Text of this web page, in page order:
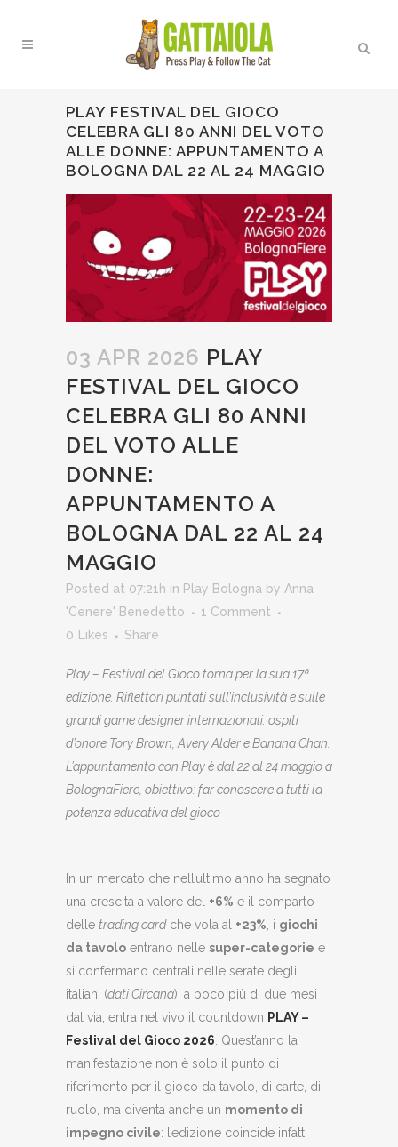
PLAY FESTIVAL DEL GIOCO
CELEBRA GLI 80 ANNI DEL VOTO
ALLE DONNE: APPUNTAMENTO A
BOLOGNA DAL 22 AL 24 MAGGIO
03 APR 2026 PLAY
FESTIVAL DEL GIOCO
CELEBRA GLI 80 ANNI
DEL VOTO ALLE
DONNE:
APPUNTAMENTO A
BOLOGNA DAL 22 AL 24
MAGGIO
Posted at 07:21h in Play Bologna by Anna
'Cenere' Benedetto
1 Comment
0
Likes Share
Play – Festival del Gioco torna per la sua 17ª
edizione. Riflettori puntati sull’inclusività e sulle
grandi game designer internazionali: ospiti
d’onore Tory Brown, Avery Alder e Banana Chan.
L’appuntamento con Play è dal 22 al 24 maggio a
BolognaFiere, obiettivo: far conoscere a tutti la
potenza educativa del gioco
In un mercato che nell’ultimo anno ha segnato
una crescita a valore del +6% e il comparto
delle trading cardche vola al +23% , i giochi
da tavolo entrano nelle super-categorie e
si confermano centrali nelle serate degli
italiani (dati Circana): a poco più di due mesi
dal via, entra nel vivo il countdown PLAY –
Festival del Gioco 2026 . Quest’anno la
manifestazione non è solo il punto di
riferimento per il gioco da tavolo, di carte, di
ruolo, ma diventa anche un momento di
impegno civile: l’edizione coincide infatti